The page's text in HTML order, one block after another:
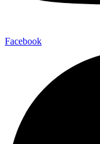
Facebook